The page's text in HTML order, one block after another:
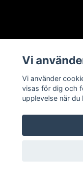
©
Vi
Vi använder
visas för dig och
upplevelse när